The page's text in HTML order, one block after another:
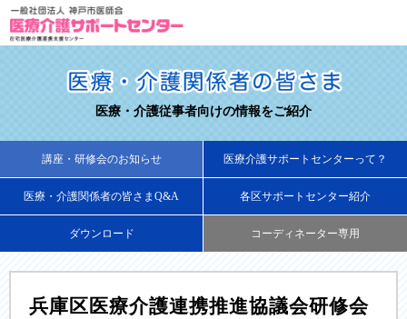
医療・介護従事者向けの情報をご紹介
講座・研修会のお知らせ 医療介護サポートセンターって？
医療・介護関係者の皆さまQ&A 各区サポートセンター紹介
ダウンロード コーディネーター専用
兵庫区医療介護連携推進協議会研修会